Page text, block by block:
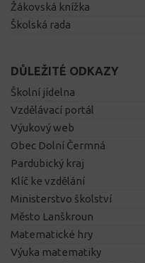
Žákovská knížka
Školská rada
DŮLEŽITÉ ODKAZY
Školní jídelna
Vzdělávací portál
Výukový web
Obec Dolní Čermná
Pardubický kraj
Klíč ke vzdělání
Ministerstvo školství
Město Lanškroun
Matematické hry
Výuka matematiky